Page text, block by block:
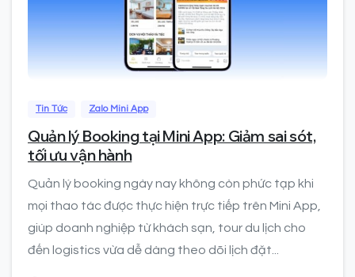
Tin Tức Zalo Mini App
Quản lý Booking tại Mini App: Giảm sai sót,
tối ưu vận hành
Quản lý booking ngày nay không còn phức tạp khi
mọi thao tác được thực hiện trực tiếp trên Mini App,
giúp doanh nghiệp từ khách sạn, tour du lịch cho
đến logistics vừa dễ dàng theo dõi lịch đặt...